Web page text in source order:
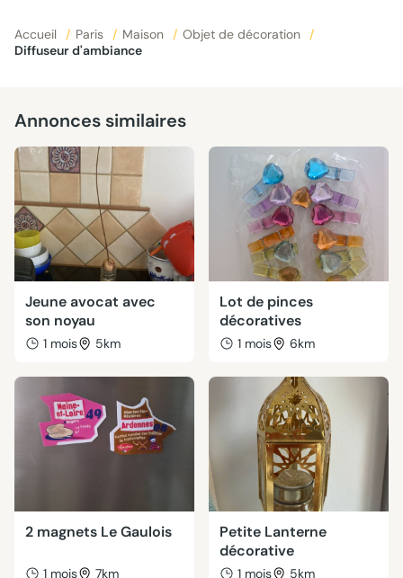
Accueil / Paris / Maison / Objet de décoration
/
Diffuseur d'ambiance
Annonces similaires
Jeune avocat avec
son noyau
1 mois 5km
Lot de pinces
décoratives
1 mois 6km
2 magnets Le Gaulois
1 mois 7km
Petite Lanterne
décorative
1 mois 5km